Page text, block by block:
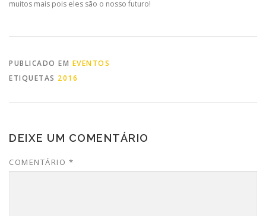
muitos mais pois eles são o nosso futuro!
PUBLICADO EM EVENTOS
ETIQUETAS 2016
DEIXE UM COMENTÁRIO
COMENTÁRIO *